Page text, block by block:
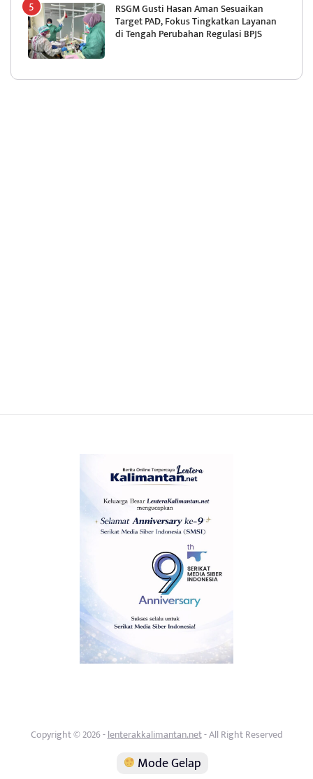
RSGM Gusti Hasan Aman Sesuaikan
Target PAD, Fokus Tingkatkan Layanan
di Tengah Perubahan Regulasi BPJS
Copyright © 2026 -lenterakkalimantan.net- All Right Reserved
Mode Gelap